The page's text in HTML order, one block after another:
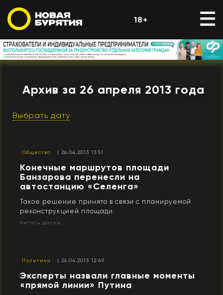
18+
Архив за 26 апреля 2013 года
Выбрать дату
Общество | 26.04.2013 13:51
Конечные маршрутов площади
Банзарова перенесли на
автостанцию «Селенга»
Такое решение принято в связи с планируемой
реконструкцией площади.
Читать далее...
Политика | 26.04.2013 12:49
Эксперты назвали главные моменты
«прямой линии» Путина